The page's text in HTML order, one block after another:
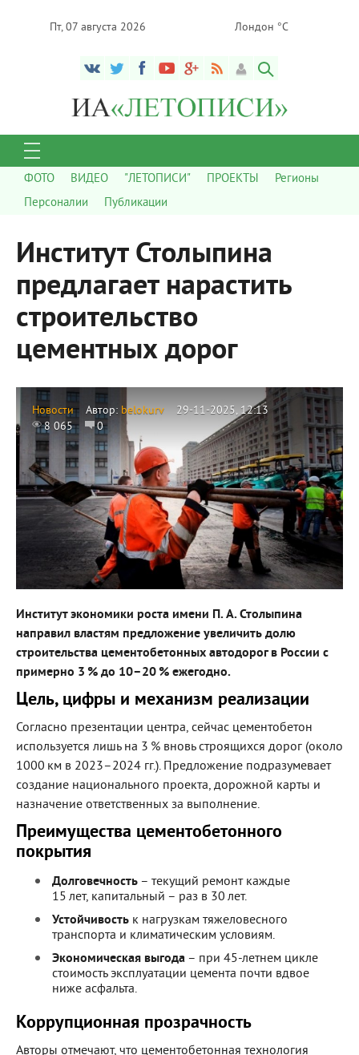
Пт, 07 августа 2026 Лондон °C
ФОТО ВИДЕО "ЛЕТОПИСИ" ПРОЕКТЫ
Регионы
Персоналии
Публикации
Институт Столыпина
предлагает нарастить
строительство
цементных дорог
Новости Автор: belokurv
29-11-2025, 12:13
8 065
0
Институт экономики роста имени П. А. Столыпина
направил властям предложение увеличить долю
строительства цементобетонных автодорог в России с
примерно 3 % до 10–20 % ежегодно.
Цель, цифры и механизм реализации
Согласно презентации центра, сейчас цементобетон
используется лишь на 3 % вновь строящихся дорог (около
1000 км в 2023–2024 гг.). Предложение подразумевает
создание национального проекта, дорожной карты и
назначение ответственных за выполнение.
Преимущества цементобетонного
покрытия
Долговечность – текущий ремонт каждые
15 лет, капитальный – раз в 30 лет.
Устойчивость к нагрузкам тяжеловесного
транспорта и климатическим условиям.
Экономическая выгода – при 45‑летнем цикле
стоимость эксплуатации цемента почти вдвое
ниже асфальта.
Коррупционная прозрачность
Авторы отмечают, что цементобетонная технология